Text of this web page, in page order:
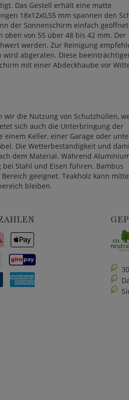
Das Gestell erhält eine matte
18x12x0,55 mm spannen den
der Sonnenschirm einfach
von 55 über 48 bis 42 mm. Der
werden. Zur Reinigung
abgeraten. Diese
mit einer Abdeckhaube vor
die Nutzung von Schutzhüllen,
sich auch die Unterbringung der
einem Keller, einer Garage oder
Die Wetterbeständigkeit und
dem Material. Während
Stahl und Eisen führen. Bambus
geeignet. Teakholz kann
bleiben.